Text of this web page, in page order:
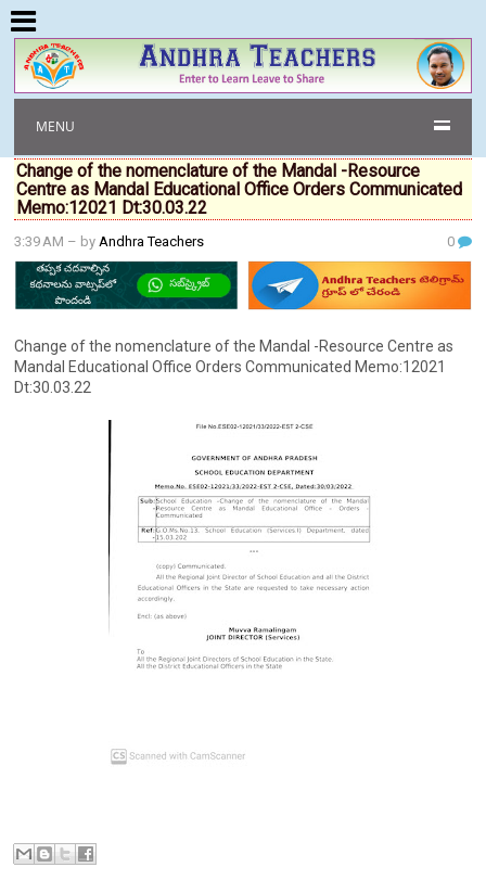
MENU
Change of the nomenclature of the Mandal -Resource
Centre as Mandal Educational Office Orders Communicated
Memo:12021 Dt:30.03.22
3:39 AM – byAndhra Teachers 0
Change of the nomenclature of the Mandal -Resource Centre as
Mandal Educational Office Orders Communicated Memo:12021
Dt:30.03.22